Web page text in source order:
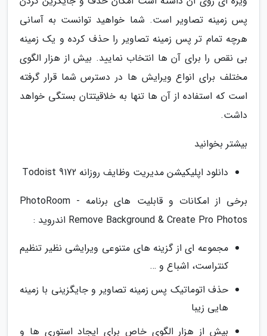
پس زمینه تصاویر است. شما خواهید توانست به آسانی
هرچه تمام تر پس زمینه تصاویر را حذف کرده و یک زمینه
بی نقص را برای آن ها انتخاب نمایید. بیش از هزار الگوی
مختلف برای انواع ویرایش ها در دسترس شما قرار گرفته
است که استفاده از آن ها تنها به خلاقیتتان بستگی خواهد
داشت.
بیشتر بخوانید
دانلود اپلیکیشن مدیریت وظایف روزانه Todoist 9172
برخی از امکانات و قابلیت های برنامه PhotoRoom -
Remove Background & Create Pro Photos اندروید :
مجموعه ای از گزینه های متنوعی ویرایشی نظیر تنظیم
کنتراست، اشباع و …
حذف اتوماتیک پس زمینه تصاویر و جایگزینی با زمینه
هایی زیبا
بیش از هزار الگوی خاص برای ایجاد استوری ها و